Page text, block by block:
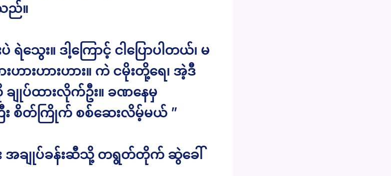
ည်။
ရဲသွေး။ ဒါ့ကြောင့် ငါပြောပါတယ်၊ မ
ားဟားဟား။ ကဲ ငမိုးတို့ရေ၊ အဲ့ဒီ
ချုပ်ထားလိုက်ဦး။ ခဏနေမှ
စိတ်ကြိုက် စစ်ဆေးလိမ့်မယ် ”
အချုပ်ခန်းဆီသို့ တရွတ်တိုက် ဆွဲခေါ်